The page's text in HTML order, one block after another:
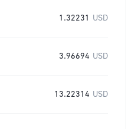
1.32231 USD
3.96694 USD
13.22314 USD